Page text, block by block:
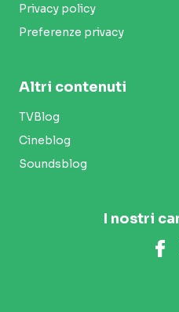
Privacy policy
Preferenze privacy
Altri contenuti
TVBlog
Cineblog
Soundsblog
I nostri